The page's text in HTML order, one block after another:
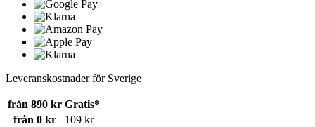
Leveranskostnader för Sverige
från 890 kr Gratis*
från 0 kr
109 kr